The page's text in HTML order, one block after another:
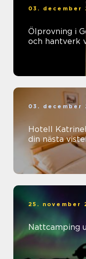
03. december
Ölprovning i
och hantverk
03. december
Hotell
din nästa
25. november
Nattcamping